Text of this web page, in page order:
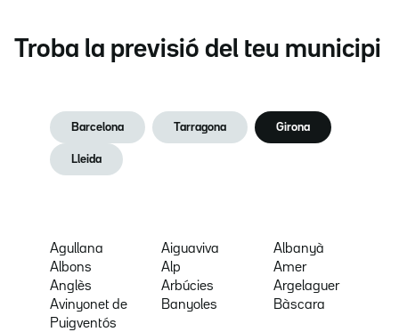
Troba la previsió del teu municipi
Barcelona Tarragona Girona
Lleida
Agullana Aiguaviva
Albanyà
Albons
Alp
Amer
Anglès
Arbúcies
Argelaguer
Avinyonet de
Puigventós
Banyoles Bàscara